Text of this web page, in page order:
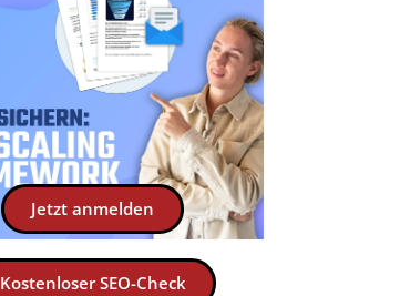
Jetzt anmelden
Kostenloser SEO-Check